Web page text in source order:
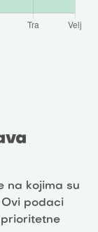
na kojima su
podaci